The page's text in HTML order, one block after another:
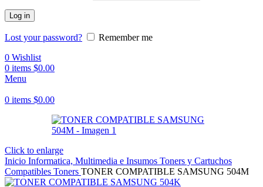
Log in
Lost your password?
Remember me
0 Wishlist
0 items $0.00
Menu
0 items $0.00
Click to enlarge
Inicio Informatica, Multimedia e Insumos Toners y Cartuchos
Compatibles Toners TONER COMPATIBLE SAMSUNG 504M